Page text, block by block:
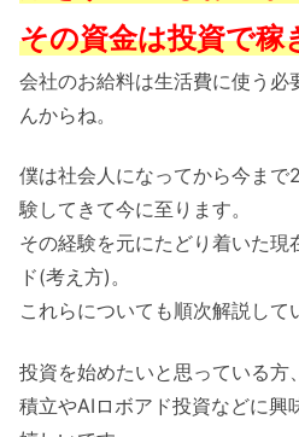
その資金は投資で稼
会社のお給料は生活費に使う必
んからね。
僕は社会人になってから今ま
験してきて今に至ります。
その経験を元にたどり着いた現
ド(考え方)。
これらについても順次解説して
投資を始めたいと思っている方
積立やAIロボアド投資などに興